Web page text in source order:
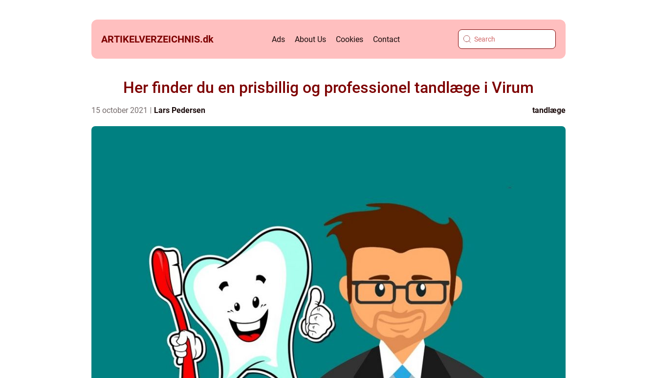
ARTIKELVERZEICHNIS.dk Ads About Us Cookies Contact
Her finder du en prisbillig og professionel tandlæge i Virum
15 october 2021 Lars Pedersen tandlæge